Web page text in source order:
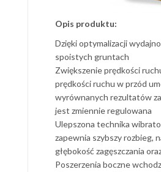
Opis produktu:
Dzięki optymalizacji
spoistych gruntach
Zwiększenie prędkości
prędkości ruchu w przód
wyrównanych rezultatów
jest zmiennie regulowana
Ulepszona technika
zapewnia szybszy rozbieg,
głębokość zagęszczania
Poszerzenia boczne